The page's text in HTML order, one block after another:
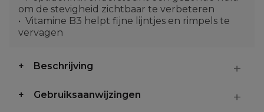
om de stevigheid zichtbaar te verbeteren
Vitamine B3 helpt fijne lijntjes en rimpels te
vervagen
Beschrijving
Gebruiksaanwijzingen